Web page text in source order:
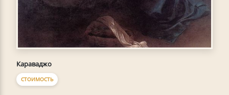
Караваджо
СТОИМОСТЬ